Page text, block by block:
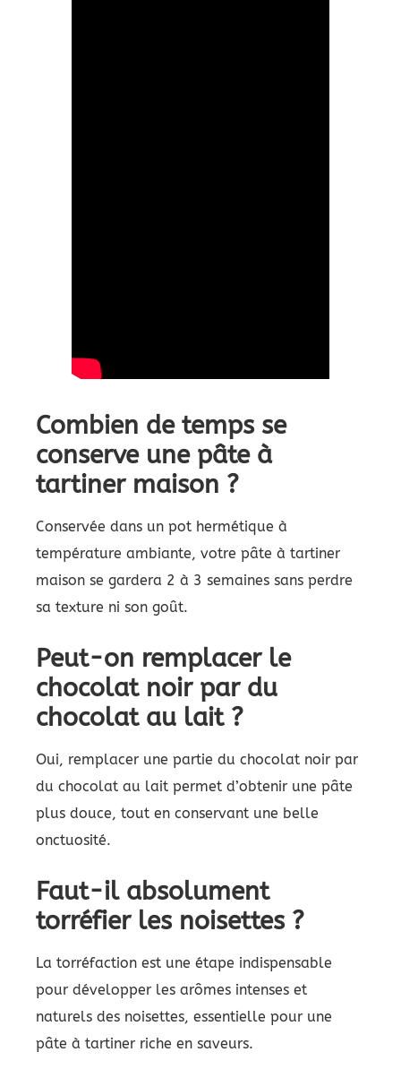
Combien de temps se
conserve une pâte à
tartiner maison ?
Conservée dans un pot hermétique à
température ambiante, votre pâte à tartiner
maison se gardera 2 à 3 semaines sans perdre
sa texture ni son goût.
Peut-on remplacer le
chocolat noir par du
chocolat au lait ?
Oui, remplacer une partie du chocolat noir par
du chocolat au lait permet d’obtenir une pâte
plus douce, tout en conservant une belle
onctuosité.
Faut-il absolument
torréfier les noisettes ?
La torréfaction est une étape indispensable
pour développer les arômes intenses et
naturels des noisettes, essentielle pour une
pâte à tartiner riche en saveurs.